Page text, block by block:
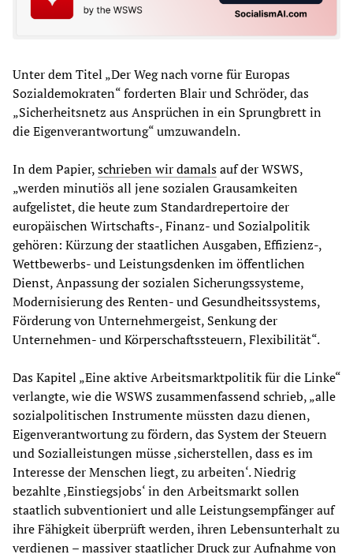
Unter dem Titel „Der Weg nach vorne für Europas
Sozialdemokraten“ forderten Blair und Schröder, das
„Sicherheitsnetz aus Ansprüchen in ein Sprungbrett in
die Eigenverantwortung“ umzuwandeln.
In dem Papier,schrieben wir damalsauf der WSWS,
„werden minutiös all jene sozialen Grausamkeiten
aufgelistet, die heute zum Standardrepertoire der
europäischen Wirtschafts-, Finanz- und Sozialpolitik
gehören: Kürzung der staatlichen Ausgaben, Effizienz-,
Wettbewerbs- und Leistungsdenken im öffentlichen
Dienst, Anpassung der sozialen Sicherungssysteme,
Modernisierung des Renten- und Gesundheitssystems,
Förderung von Unternehmergeist, Senkung der
Unternehmen- und Körperschaftssteuern, Flexibilität“.
Das Kapitel „Eine aktive Arbeitsmarktpolitik für die Linke“
verlangte, wie die WSWS zusammenfassend schrieb, „alle
sozialpolitischen Instrumente müssten dazu dienen,
Eigenverantwortung zu fördern, das System der Steuern
und Sozialleistungen müsse ‚sicherstellen, dass es im
Interesse der Menschen liegt, zu arbeiten‘. Niedrig
bezahlte ‚Einstiegsjobs‘ in den Arbeitsmarkt sollen
staatlich subventioniert und alle Leistungsempfänger auf
ihre Fähigkeit überprüft werden, ihren Lebensunterhalt zu
verdienen – massiver staatlicher Druck zur Aufnahme von